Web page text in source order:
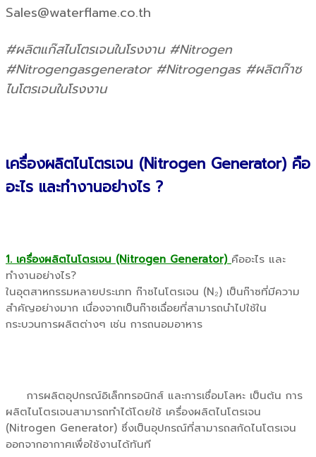
Sales@waterflame.co.th
#ผลิตแก๊สไนโตรเจนในโรงงาน #Nitrogen
#Nitrogengasgenerator #Nitrogengas #ผลิตก๊าซ
ไนโตรเจนในโรงงาน
เครื่องผลิตไนโตรเจน (Nitrogen Generator) คือ
อะไร และทำงานอย่างไร ?
1. เครื่องผลิตไนโตรเจน (Nitrogen Generator) คืออะไร และ
ทำงานอย่างไร?
ในอุตสาหกรรมหลายประเภท ก๊าซไนโตรเจน (N₂) เป็นก๊าซที่มีความ
สำคัญอย่างมาก เนื่องจากเป็นก๊าซเฉื่อยที่สามารถนำไปใช้ใน
กระบวนการผลิตต่างๆ เช่น การถนอมอาหาร
การผลิตอุปกรณ์อิเล็กทรอนิกส์ และการเชื่อมโลหะ เป็นต้น การ
ผลิตไนโตรเจนสามารถทำได้โดยใช้ เครื่องผลิตไนโตรเจน
(Nitrogen Generator) ซึ่งเป็นอุปกรณ์ที่สามารถสกัดไนโตรเจน
ออกจากอากาศเพื่อใช้งานได้ทันที